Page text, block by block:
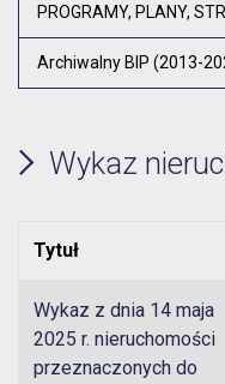
PROGRAMY, PLANY,
Archiwalny BIP (2013-
Wykaz
Tytuł
Wykaz z dnia 14 maja
2025 r. nieruchomości
przeznaczonych do